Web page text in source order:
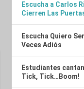
Escucha a Carlos
Cierren Las
Escucha Quiero
Veces Adiós
Estudiantes
Tick, Tick…Boom!